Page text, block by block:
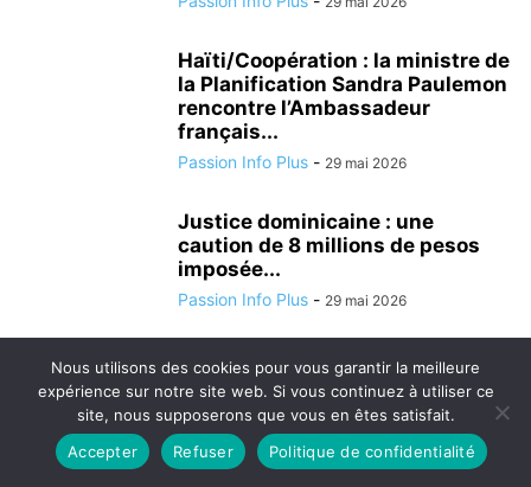
Haïti/Coopération : la ministre de
la Planification Sandra Paulemon
rencontre l’Ambassadeur
français...
Passion Info Plus - 29 mai 2026
Justice dominicaine : une
caution de 8 millions de pesos
imposée...
Passion Info Plus - 29 mai 2026
Haïti : deux pôles judiciaires
spécialisés pour lutter contre
l’impunité, les...
Passion Info Plus - 28 mai 2026
Nous utilisons des cookies pour vous garantir la meilleure
expérience sur notre site web. Si vous continuez à utiliser ce
site, nous supposerons que vous en êtes satisfait.
Accepter
Refuser Politique de confidentialité